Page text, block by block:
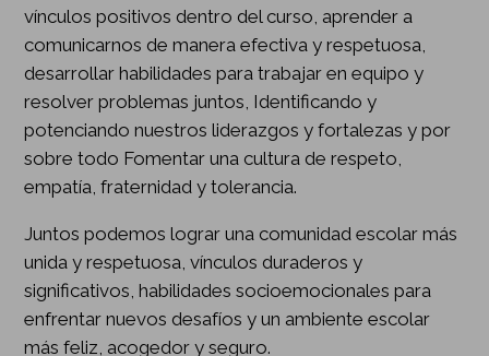
vínculos positivos dentro del curso, aprender a
comunicarnos de manera efectiva y respetuosa,
desarrollar habilidades para trabajar en equipo y
resolver problemas juntos, Identificando y
potenciando nuestros liderazgos y fortalezas y por
sobre todo Fomentar una cultura de respeto,
empatía, fraternidad y tolerancia.
Juntos podemos lograr una comunidad escolar más
unida y respetuosa, vínculos duraderos y
significativos, habilidades socioemocionales para
enfrentar nuevos desafíos y un ambiente escolar
más feliz, acogedor y seguro.